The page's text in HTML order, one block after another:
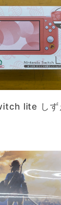
lite しず